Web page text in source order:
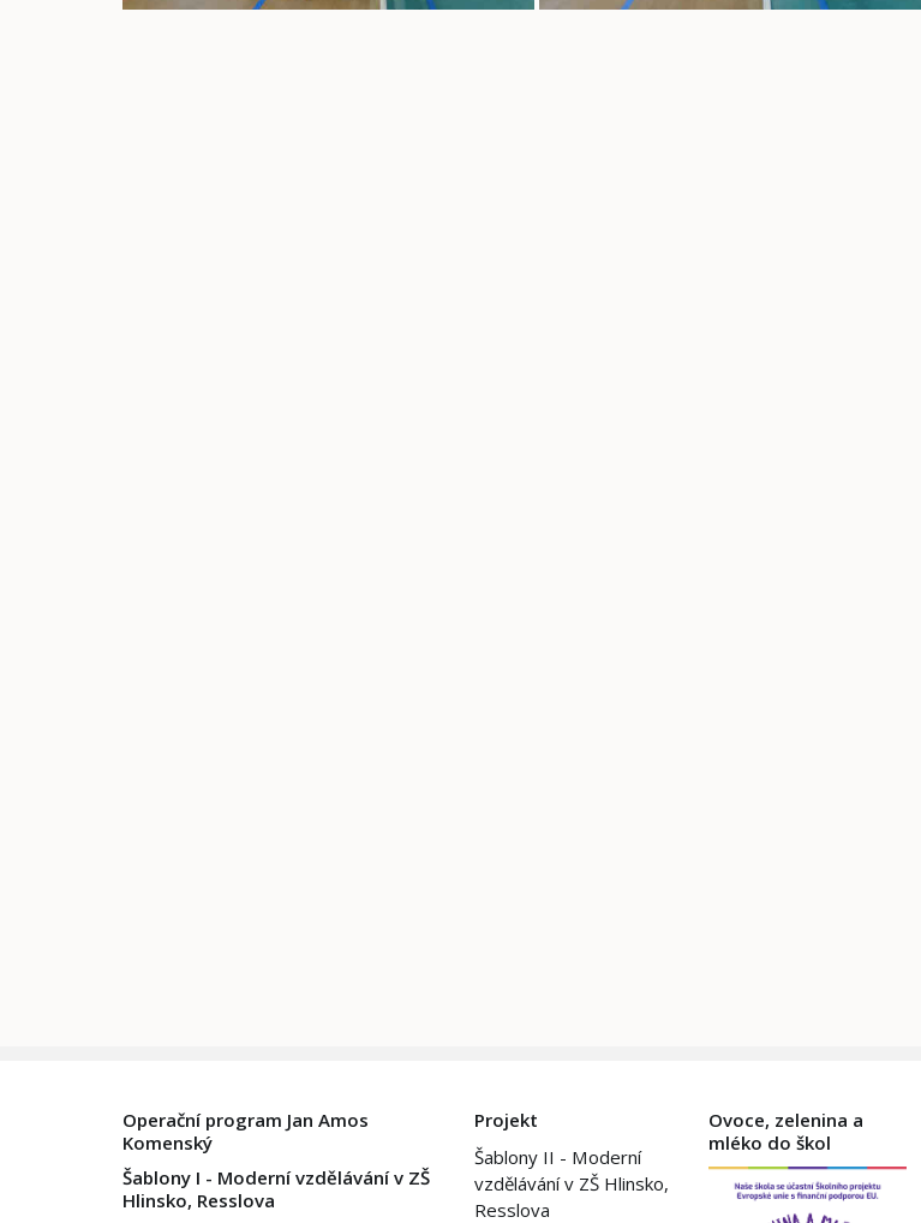
Operační program Jan Amos
Komenský
Šablony I - Moderní vzdělávání v ZŠ
Hlinsko, Resslova
Projekt
Šablony II - Moderní
vzdělávání v ZŠ Hlinsko,
Resslova
Ovoce, zelenina a
mléko do škol